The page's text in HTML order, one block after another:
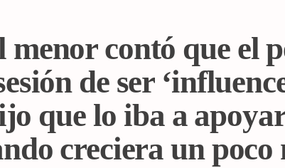
contó que el
de ser
que lo iba a
creciera un poco